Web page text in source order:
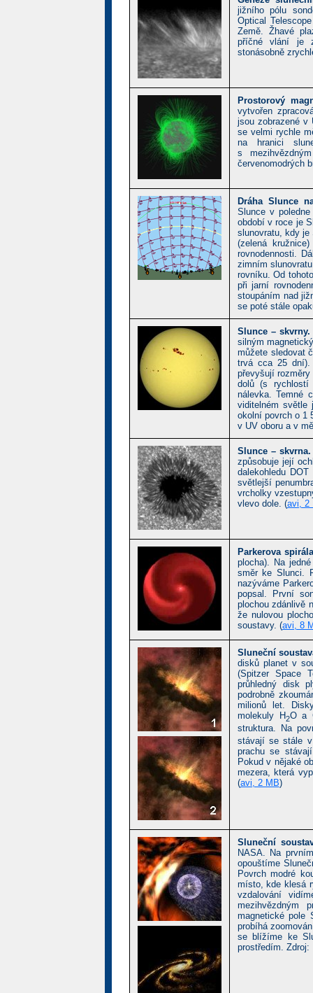
jižního pólu
Optical
Země. Žhavé
příčné vlání je
stonásobně
Prostorový
vytvořen
jsou zobrazené v
se velmi rychle
na hranici
s
červenomodrých
Dráha Slunce
Slunce v
období v roce je
slunovratu, kdy je
(zelená
rovnodennosti.
zimním
rovníku. Od
při jarní
stoupáním nad
se poté stále
Slunce –
silným
můžete sledovat
trvá cca 25 dní).
převyšují
dolů (s
nálevka. Temné
viditelném světle
okolní povrch o 1
v UV oboru a v
Slunce –
způsobuje její
dalekohledu
světlejší
vrcholky
vlevo dole. (avi, 2
Parkerova
plocha). Na
směr ke Slunci.
nazýváme
popsal. První
plochou zdánlivě
že nulovou
soustavy. (avi, 8
Sluneční
disků planet v
(Spitzer Space
průhledný disk
podrobně
milionů let.
molekuly H2O a
struktura. Na
stávají se stále
prachu se
Pokud v nějaké
mezera, která
(avi, 2 MB)
Sluneční
NASA. Na
opouštíme
Povrch modré
místo, kde klesá
vzdalování
mezihvězdným
magnetické pole
probíhá
se blížíme ke
prostředím. Zdroj: